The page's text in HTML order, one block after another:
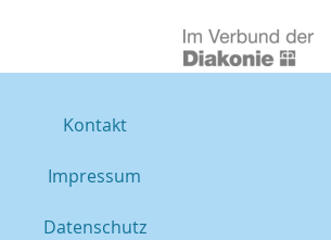
Kontakt
Impressum
Datenschutz